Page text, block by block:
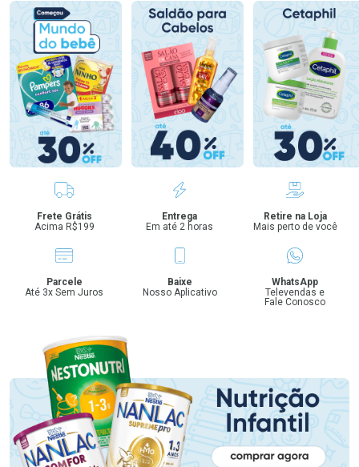
Benefícios
Frete Grátis
Acima R$199
Entrega
Em até 2 horas
Retire na Loja
Mais perto de você
Parcele
Até 3x Sem Juros
Baixe
Nosso Aplicativo
WhatsApp
Televendas e
Fale Conosco